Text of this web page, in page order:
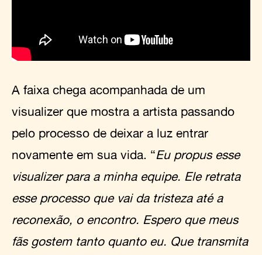
A faixa chega acompanhada de um
visualizer que mostra a artista passando
pelo processo de deixar a luz entrar
novamente em sua vida. “Eu propus esse
visualizer para a minha equipe. Ele retrata
esse processo que vai da tristeza até a
reconexão, o encontro. Espero que meus
fãs gostem tanto quanto eu. Que transmita